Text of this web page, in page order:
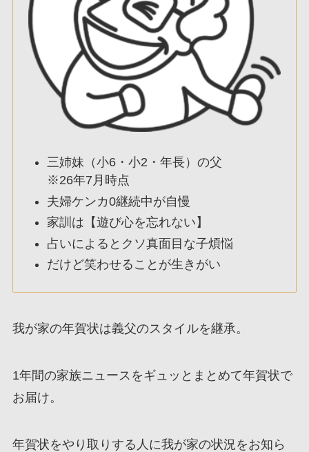
三姉妹（小6・小2・年長）の父
※26年7月時点
夫婦ケンカ0継続中が自慢
家訓は【遊び心を忘れない】
占いによるとクソ真面目な子煩悩
だけど笑わせることが生きがい
我が家の年賀状は義父のスタイルを継承。
1年間の家族ニュースをギュッとまとめて年賀状で
お届け。
年賀状をやり取りする人に我が家の状況をお知ら